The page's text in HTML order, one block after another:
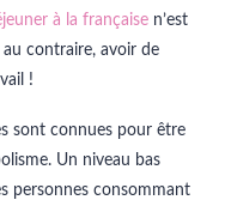
à la française n’est
contraire, avoir de
!
sont connues pour être
Un niveau bas
personnes consommant